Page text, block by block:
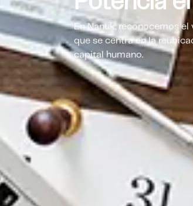
En Nanuk, reconocemos
que se centra en la
capital humano.